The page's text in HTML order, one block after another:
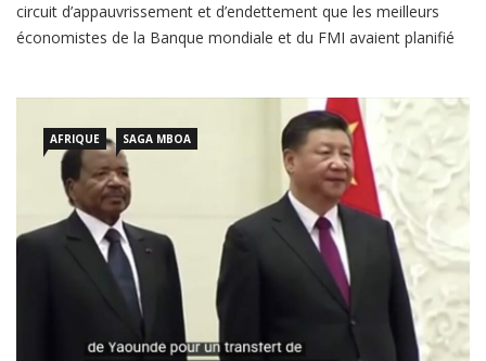
circuit d’appauvrissement et d’endettement que les meilleurs
économistes de la Banque mondiale et du FMI avaient planifié
chemin. Les relations sino-africaines sont une sphère de la
politique […]
LIRE PLUS
AFRIQUE SAGA MBOA